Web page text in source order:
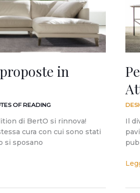
in
OF READING
di BertO si rinnova!
cura con cui sono stati
si sposano
Il
Atto
con
il